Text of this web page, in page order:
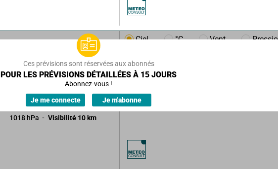
Rafales à24 km/h
Légers passages nuageux
n'altérant pas le beau temps.
Sans précipitations.
1018 hPa Visibilité 10 km
Ciel °C Vent
Ces prévisions sont réservées aux abonnés
POUR LES PRÉVISIONS DÉTAILLÉES À 15 JOURS
Abonnez-vous !
Je me connecte Je m'abonne